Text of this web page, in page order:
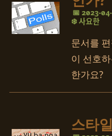
📅 2023-
❄️ 사요한
문서를
이 선호
한가요?
스타